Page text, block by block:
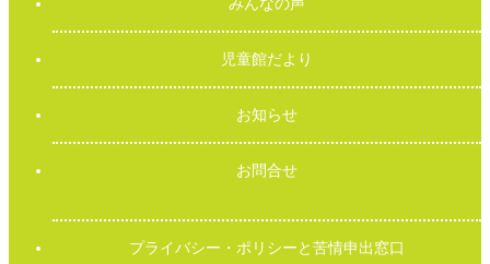
みんなの声
児童館だより
お知らせ
お問合せ
プライバシー・ポリシーと苦情申出窓口